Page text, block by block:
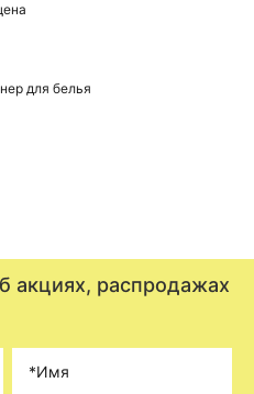
для белья
акциях, распродажах